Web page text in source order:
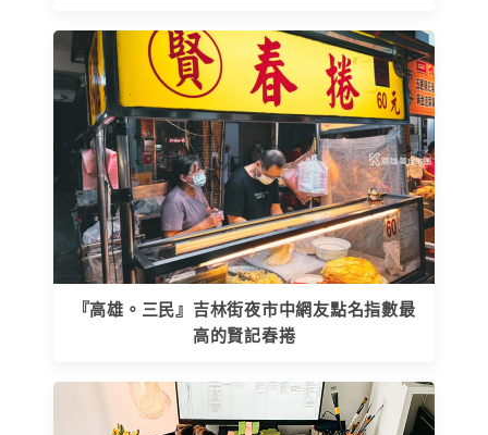
『高雄。三民』吉林街夜市中網友點名指數最
高的賢記春捲